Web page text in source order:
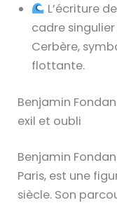
L’écriture
cadre
Cerbère,
flottante.
Benjamin
exil et oubli
Benjamin
Paris, est une
siècle. Son